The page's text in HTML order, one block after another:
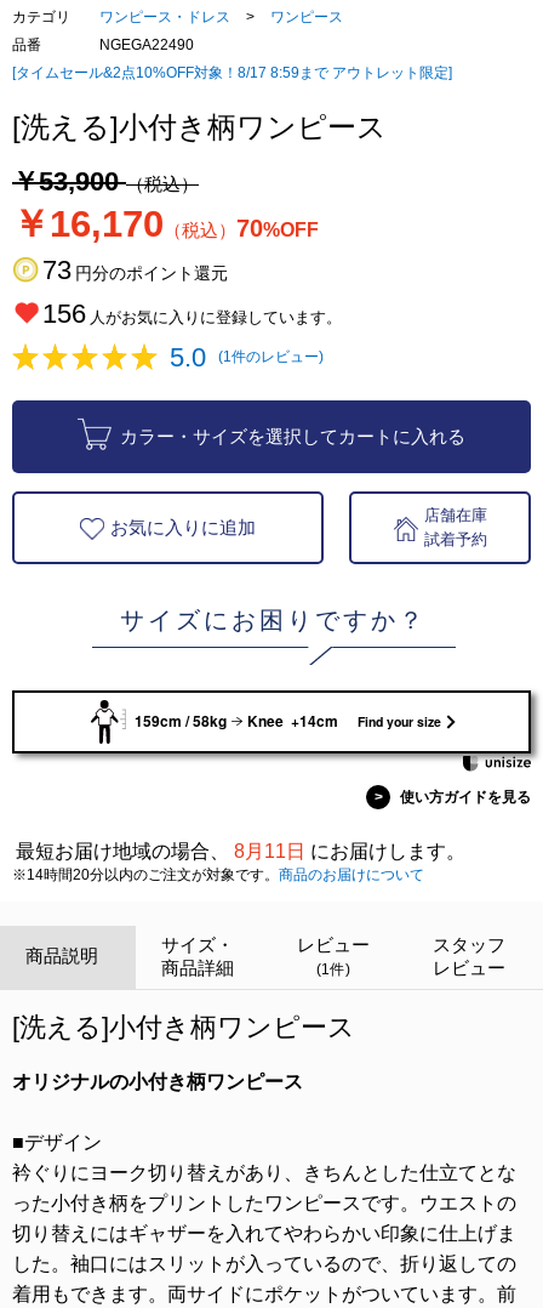
カテゴリ
ワンピース・ドレス >
ワンピース
品番
NGEGA22490
[タイムセール&2点10%OFF対象！8/17 8:59まで アウトレット限定]
[洗える]小付き柄ワンピース
￥53,900（税込）
￥16,170 （税込） 70%OFF
73 円分のポイント還元
156 人がお気に入りに登録しています。
5.0 (1件のレビュー)
カラー・サイズを選択してカートに入れる
お気に入りに追加
店舗在庫
試着予約
サイズにお困りですか？
159cm / 58kg Knee +14cm Find your size
> 使い方ガイドを見る
最短お届け地域の場合、 8月11日 にお届けします。
※14時間20分以内のご注文が対象です。 商品のお届けについて
商品説明
サイズ・
商品詳細
レビュー
(1件)
スタッフ
レビュー
[洗える]小付き柄ワンピース
オリジナルの小付き柄ワンピース
■デザイン
衿ぐりにヨーク切り替えがあり、きちんとした仕立てとな
った小付き柄をプリントしたワンピースです。ウエストの
切り替えにはギャザーを入れてやわらかい印象に仕上げま
した。袖口にはスリットが入っているので、折り返しての
着用もできます。両サイドにポケットがついています。前